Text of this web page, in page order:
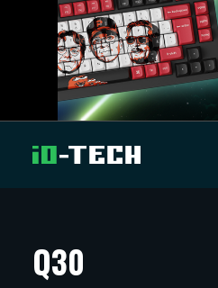
ARTIKKELIT
Q30